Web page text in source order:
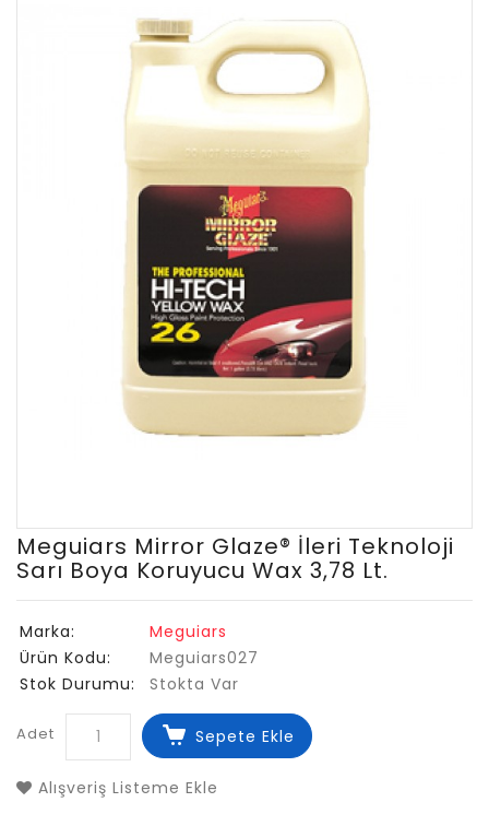
Meguiars Mirror Glaze® İleri Teknoloji
Sarı Boya Koruyucu Wax 3,78 Lt.
Marka:
Meguiars
Ürün Kodu:
Meguiars027
Stok Durumu:
Stokta Var
Adet Sepete Ekle
Alışveriş Listeme Ekle